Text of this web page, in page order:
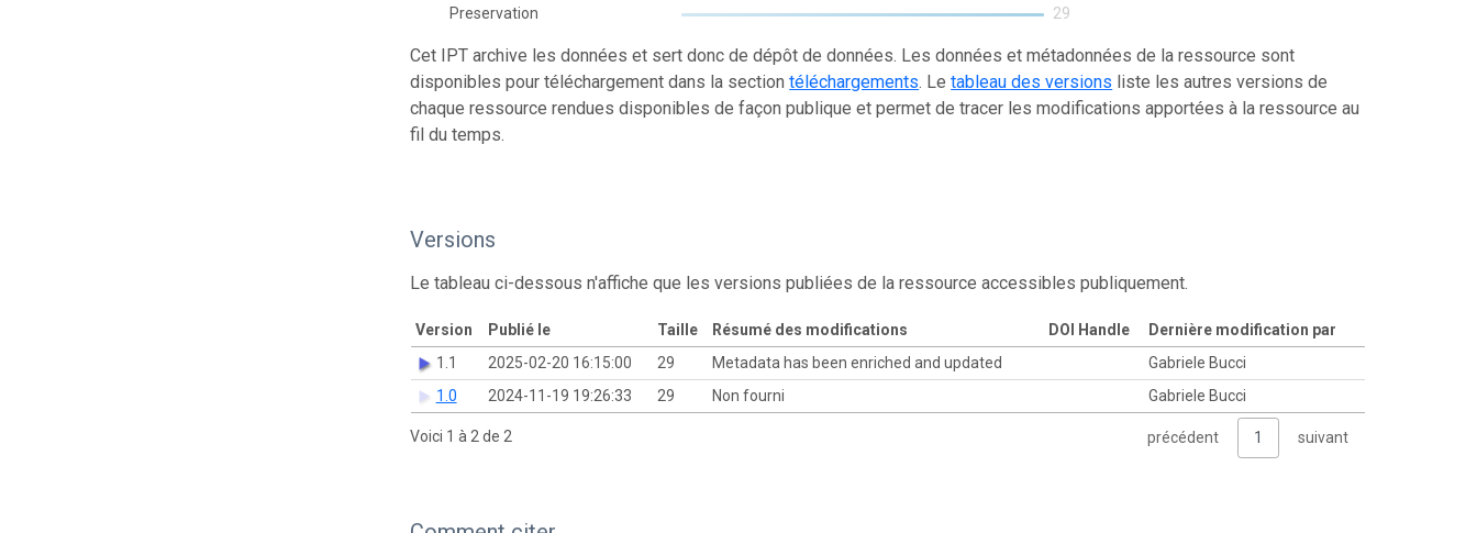
Preservation
29
Cet IPT archive les données et sert donc de dépôt de données. Les données et métadonnées de la ressource sont
disponibles pour téléchargement dans la sectiontéléchargements. Letableau des versions liste les autres versions de
chaque ressource rendues disponibles de façon publique et permet de tracer les modifications apportées à la ressource au
fil du temps.
Versions
Le tableau ci-dessous n'affiche que les versions publiées de la ressource accessibles publiquement.
Version Publié le Taille Résumé des modifications DOI Handle
Dernière modification par
1.1
2025-02-20 16:15:00 29 Metadata has been enriched and updated
Gabriele Bucci
1.0
2024-11-19 19:26:33 29 Non fourni Gabriele Bucci
Voici 1 à 2 de 2 précédent 1 suivant